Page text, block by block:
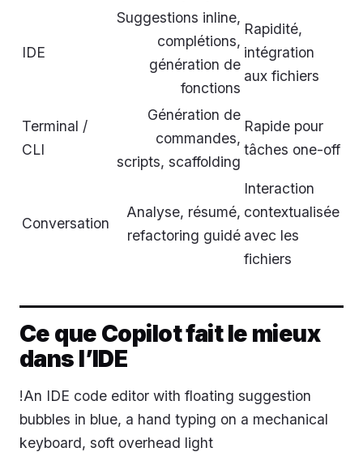
IDE
Suggestions inline,
complétions,
génération de
fonctions
Rapidité,
intégration
aux fichiers
Terminal /
CLI
Génération de
commandes,
scripts, scaffolding
Rapide pour
tâches one-off
Conversation
Analyse, résumé,
refactoring guidé
Interaction
contextualisée
avec les
fichiers
Ce que Copilot fait le mieux
dans l’IDE
!An IDE code editor with floating suggestion
bubbles in blue, a hand typing on a mechanical
keyboard, soft overhead light